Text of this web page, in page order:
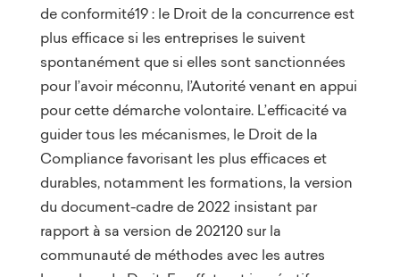
de conformité19 : le Droit de la concurrence est
plus efficace si les entreprises le suivent
spontanément que si elles sont sanctionnées
pour l’avoir méconnu, l’Autorité venant en appui
pour cette démarche volontaire. L’efficacité va
guider tous les mécanismes, le Droit de la
Compliance favorisant les plus efficaces et
durables, notamment les formations, la version
du document-cadre de 2022 insistant par
rapport à sa version de 202120 sur la
communauté de méthodes avec les autres